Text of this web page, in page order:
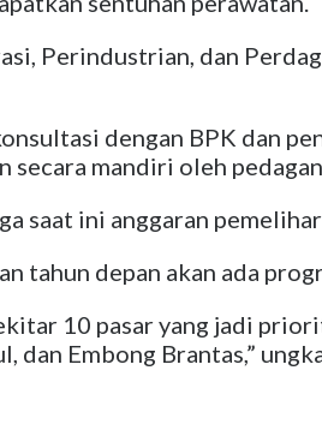
Perindustrian, dan
dengan BPK dan
secara mandiri oleh
saat ini anggaran
tahun depan akan ada
10 pasar yang jadi
dan Embong Brantas,”